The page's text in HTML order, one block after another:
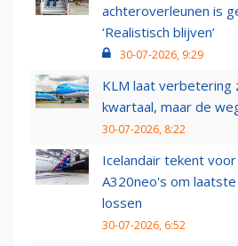
achteroverleunen is
‘Realistisch blijven’
30-07-2026, 9:29
KLM laat verbetering
kwartaal, maar de
30-07-2026, 8:22
Icelandair tekent
A320neo's om
lossen
30-07-2026, 6:52